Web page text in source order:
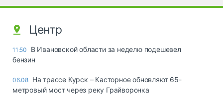
Центр
11:50
В Ивановской области за неделю подешевел
бензин
06.08 На трассе Курск – Касторное обновляют 65-
метровый мост через реку Грайворонка